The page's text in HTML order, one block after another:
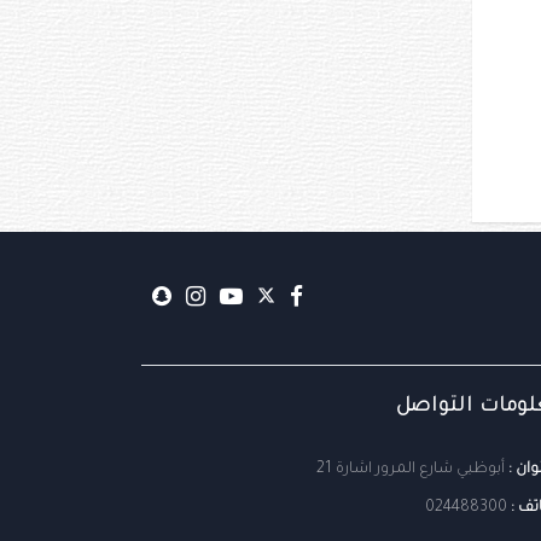
التواصل
: أبوظبي شارع المرور اشارة 21
:
024488300